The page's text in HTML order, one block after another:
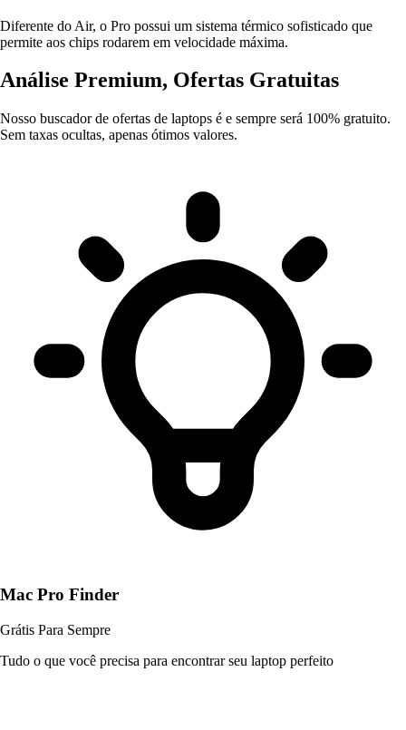
Diferente do Air, o Pro possui um sistema térmico sofisticado que
permite aos chips rodarem em velocidade máxima.
Análise Premium, Ofertas Gratuitas
Nosso buscador de ofertas de laptops é e sempre será 100% gratuito.
Sem taxas ocultas, apenas ótimos valores.
Mac Pro Finder
Grátis Para Sempre
Tudo o que você precisa para encontrar seu laptop perfeito